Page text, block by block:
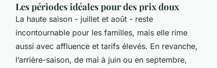
Les périodes idéales pour des prix doux
La haute saison - juillet et août - reste
incontournable pour les familles, mais elle rime
aussi avec affluence et tarifs élevés. En revanche,
l’arrière-saison, de mai à juin ou en septembre,